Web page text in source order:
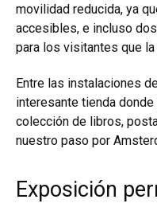
movilidad reducida, ya
accesibles, e incluso
para los visitantes que la
Entre las instalaciones
interesante tienda
colección de libros,
nuestro paso por
Exposición